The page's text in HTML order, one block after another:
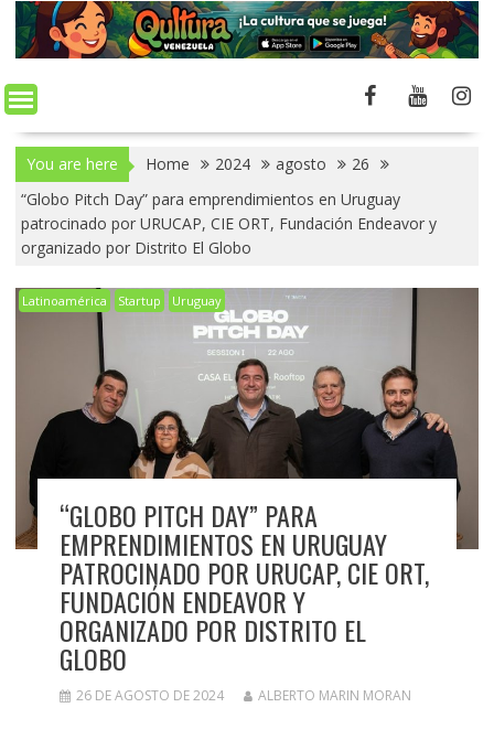
You are here Home 2024 agosto
26
“Globo Pitch Day” para emprendimientos en Uruguay
patrocinado por URUCAP, CIE ORT, Fundación Endeavor y
organizado por Distrito El Globo
Latinoamérica Startup Uruguay
“GLOBO PITCH DAY” PARA
EMPRENDIMIENTOS EN URUGUAY
PATROCINADO POR URUCAP, CIE ORT,
FUNDACIÓN ENDEAVOR Y
ORGANIZADO POR DISTRITO EL
GLOBO
26 DE AGOSTO DE 2024 ALBERTO MARIN MORAN